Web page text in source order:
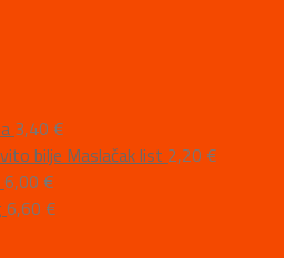
3,40 €
bilje Maslačak list 2,20 €
6,00 €
6,60 €